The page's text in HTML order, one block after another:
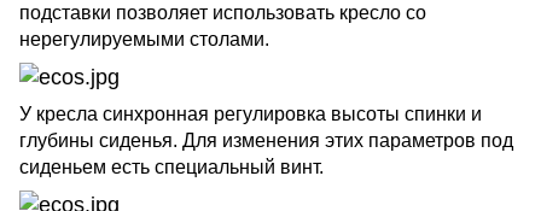
подставки позволяет использовать кресло со
нерегулируемыми столами.
У кресла синхронная регулировка высоты спинки и
глубины сиденья. Для изменения этих параметров под
сиденьем есть специальный винт.